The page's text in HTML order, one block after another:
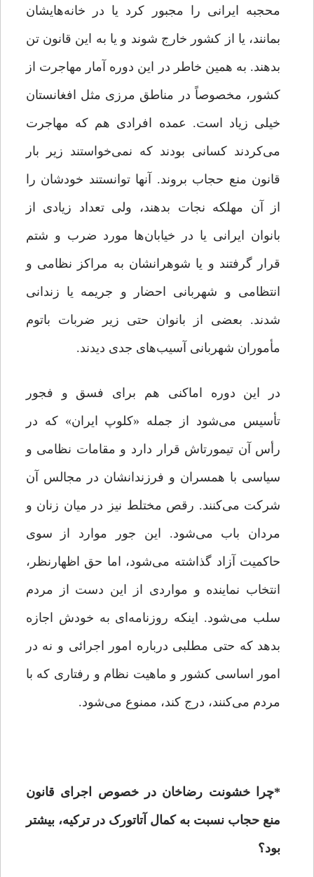
محجبه ایرانی را مجبور کرد یا در خانه‌هایشان
بمانند، یا از کشور خارج شوند و یا به این قانون تن
بدهند. به همین خاطر در این دوره آمار مهاجرت از
کشور، مخصوصاً در مناطق مرزی مثل افغانستان
خیلی زیاد است. عمده افرادی هم که مهاجرت
می‌کردند کسانی بودند که نمی‌خواستند زیر بار
قانون منع حجاب بروند. آنها توانستند خودشان را
از آن مهلکه نجات بدهند، ولی تعداد زیادی از
بانوان ایرانی یا در خیابان‌ها مورد ضرب و شتم
قرار گرفتند و یا شوهرانشان به مراکز نظامی و
انتظامی و شهربانی احضار و جریمه یا زندانی
شدند. بعضی از بانوان حتی زیر ضربات باتوم
مأموران شهربانی آسیب‌های جدی دیدند.
در این دوره اماکنی هم برای فسق و فجور
تأسیس می‌شود از جمله «کلوپ ایران» که در
رأس آن تیمورتاش قرار دارد و مقامات نظامی و
سیاسی با همسران و فرزندانشان در مجالس آن
شرکت می‌کنند. رقص مختلط نیز در میان زنان و
مردان باب می‌شود. این‌ جور موارد از سوی
حاکمیت آزاد گذاشته می‌شود، اما حق اظهارنظر،
انتخاب نماینده و مواردی از این دست از مردم
سلب می‌شود. اینکه روزنامه‌ای به خودش اجازه
بدهد که حتی مطلبی درباره امور اجرائی و نه در
امور اساسی کشور و ماهیت نظام و رفتاری که با
مردم می‌کنند، درج کند، ممنوع می‌شود.
*چرا خشونت رضاخان در خصوص اجرای قانون
منع حجاب نسبت به کمال آتاتورک در ترکیه، بیشتر
بود؟